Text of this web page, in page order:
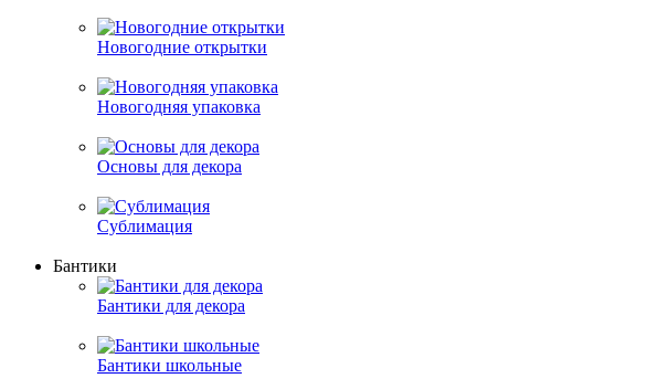
Новогодние открытки
Новогодняя упаковка
Основы для декора
Сублимация
Бантики
Бантики для декора
Бантики школьные